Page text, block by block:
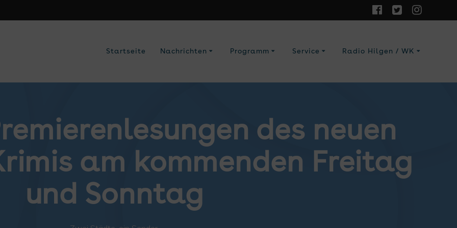
Startseite Nachrichten Programm Service Radio Hilgen / WK
des neuen
am kommenden Freitag
und Sonntag